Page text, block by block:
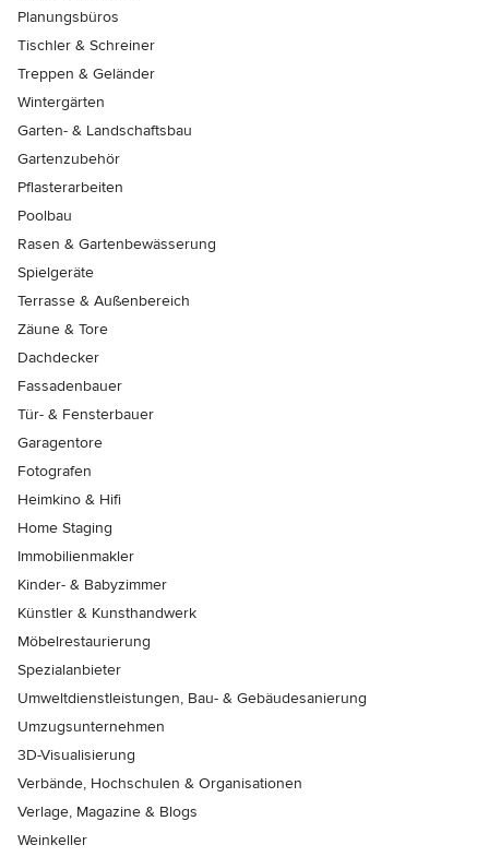
Planungsbüros
Tischler & Schreiner
Treppen & Geländer
Wintergärten
Garten- & Landschaftsbau
Gartenzubehör
Pflasterarbeiten
Poolbau
Rasen & Gartenbewässerung
Spielgeräte
Terrasse & Außenbereich
Zäune & Tore
Dachdecker
Fassadenbauer
Tür- & Fensterbauer
Garagentore
Fotografen
Heimkino & Hifi
Home Staging
Immobilienmakler
Kinder- & Babyzimmer
Künstler & Kunsthandwerk
Möbelrestaurierung
Spezialanbieter
Umweltdienstleistungen, Bau- & Gebäudesanierung
Umzugsunternehmen
3D-Visualisierung
Verbände, Hochschulen & Organisationen
Verlage, Magazine & Blogs
Weinkeller